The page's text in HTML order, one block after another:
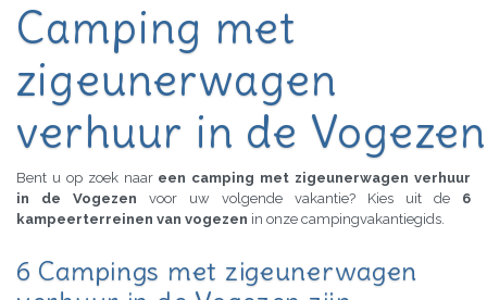
Camping met
zigeunerwagen
verhuur in de Vogezen
Bent u op zoek naar een camping met zigeunerwagen verhuur
in de Vogezen voor uw volgende vakantie? Kies uit de 6
kampeerterreinen van vogezen in onze campingvakantiegids.
6 Campings met zigeunerwagen